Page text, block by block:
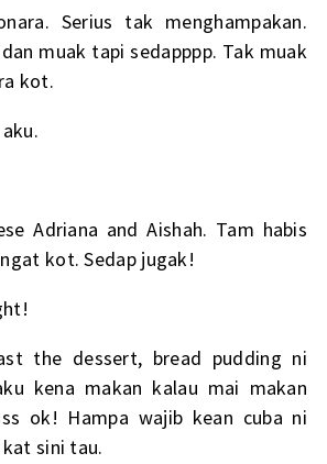
Serius tak menghampakan.
muak tapi sedapppp. Tak muak
kot.
Adriana and Aishah. Tam habis
kot. Sedap jugak!
the dessert, bread pudding ni
kena makan kalau mai makan
ok! Hampa wajib kean cuba ni
sini tau.